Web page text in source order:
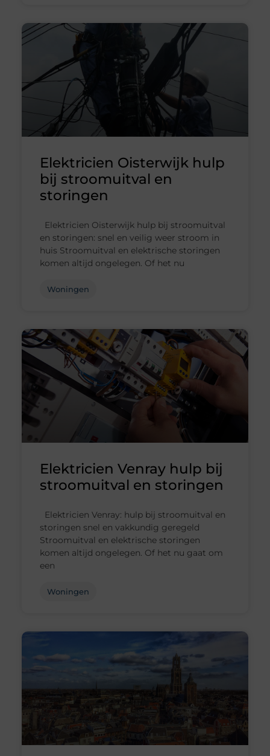
Elektricien Oisterwijk hulp
bij stroomuitval en
storingen
Elektricien Oisterwijk hulp bij stroomuitval
en storingen: snel en veilig weer stroom in
huis Stroomuitval en elektrische storingen
komen altijd ongelegen. Of het nu
Woningen
Elektricien Venray hulp bij
stroomuitval en storingen
Elektricien Venray: hulp bij stroomuitval en
storingen snel en vakkundig geregeld
Stroomuitval en elektrische storingen
komen altijd ongelegen. Of het nu gaat om
een
Woningen